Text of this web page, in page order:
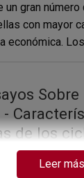
un gran
con mayor
económica.
de los
30 DE SEPTIEMBRE
Leer más